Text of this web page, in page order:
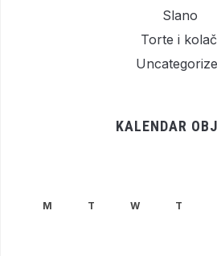
Slano
Torte i
KALENDAR
M T W T